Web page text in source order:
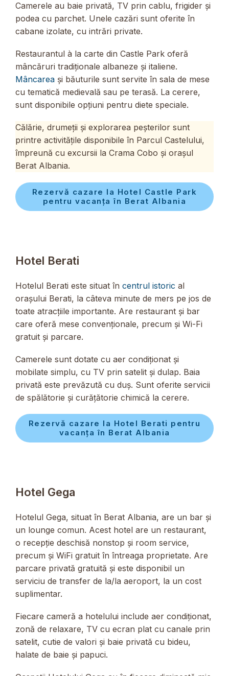
Camerele au baie privată, TV prin cablu, frigider și
podea cu parchet. Unele cazări sunt oferite în
cabane izolate, cu intrări private.
Restaurantul à la carte din Castle Park oferă
mâncăruri tradiționale albaneze și italiene.
Mâncarea și băuturile sunt servite în sala de mese
cu tematică medievală sau pe terasă. La cerere,
sunt disponibile opțiuni pentru diete speciale.
Călărie, drumeții și explorarea peșterilor sunt
printre activitățile disponibile în Parcul Castelului,
împreună cu excursii la Crama Cobo și orașul
Berat Albania.
Rezervă cazare la Hotel Castle Park
pentru vacanța în Berat Albania
Hotel Berati
Hotelul Berati este situat în centrul istoric al
orașului Berati, la câteva minute de mers pe jos de
toate atracțiile importante. Are restaurant și bar
care oferă mese convenționale, precum și Wi-Fi
gratuit și parcare.
Camerele sunt dotate cu aer condiționat și
mobilate simplu, cu TV prin satelit și dulap. Baia
privată este prevăzută cu duș. Sunt oferite servicii
de spălătorie și curățătorie chimică la cerere.
Rezervă cazare la Hotel Berati pentru
vacanța în Berat Albania
Hotel Gega
Hotelul Gega, situat în Berat Albania, are un bar și
un lounge comun. Acest hotel are un restaurant,
o recepție deschisă nonstop și room service,
precum și WiFi gratuit în întreaga proprietate. Are
parcare privată gratuită și este disponibil un
serviciu de transfer de la/la aeroport, la un cost
suplimentar.
Fiecare cameră a hotelului include aer condiționat,
zonă de relaxare, TV cu ecran plat cu canale prin
satelit, cutie de valori și baie privată cu bideu,
halate de baie și papuci.